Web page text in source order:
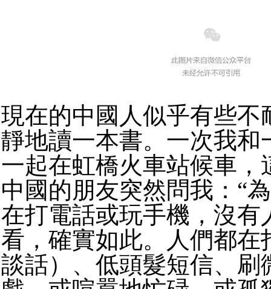
現在的中國人似乎有些不
靜地讀一本書。一次我和
一起在虹橋火車站候車，
中國的朋友突然問我：“
在打電話或玩手機，沒有
看，確實如此。人們都在
談話）、低頭髮短信、刷